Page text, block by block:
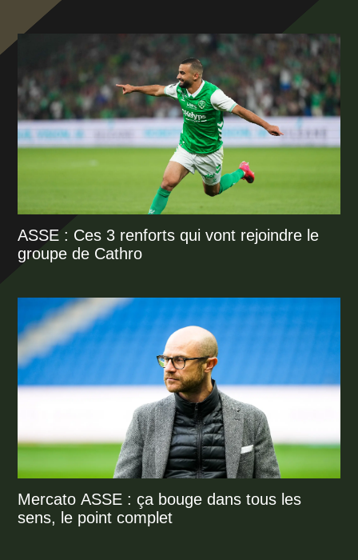
ASSE : Ces 3 renforts qui vont rejoindre le
groupe de Cathro
Mercato ASSE : ça bouge dans tous les
sens, le point complet